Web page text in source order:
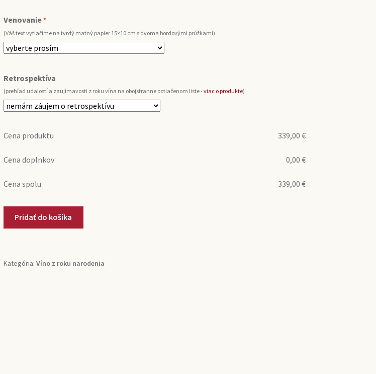
Venovanie*
(Váš text vytlačíme na tvrdý matný papier 15×10 cm s dvoma bordovými prúžkami)
Retrospektíva
(prehľad udalostí a zaujímavosti z roku vína na obojstranne potlačenom liste -viac o produkte)
Cena produktu 339,00 €
Cena doplnkov 0,00 €
Cena spolu 339,00 €
množstvo
Cru
Pridať do košíka
Kategória: Víno z roku narodenia